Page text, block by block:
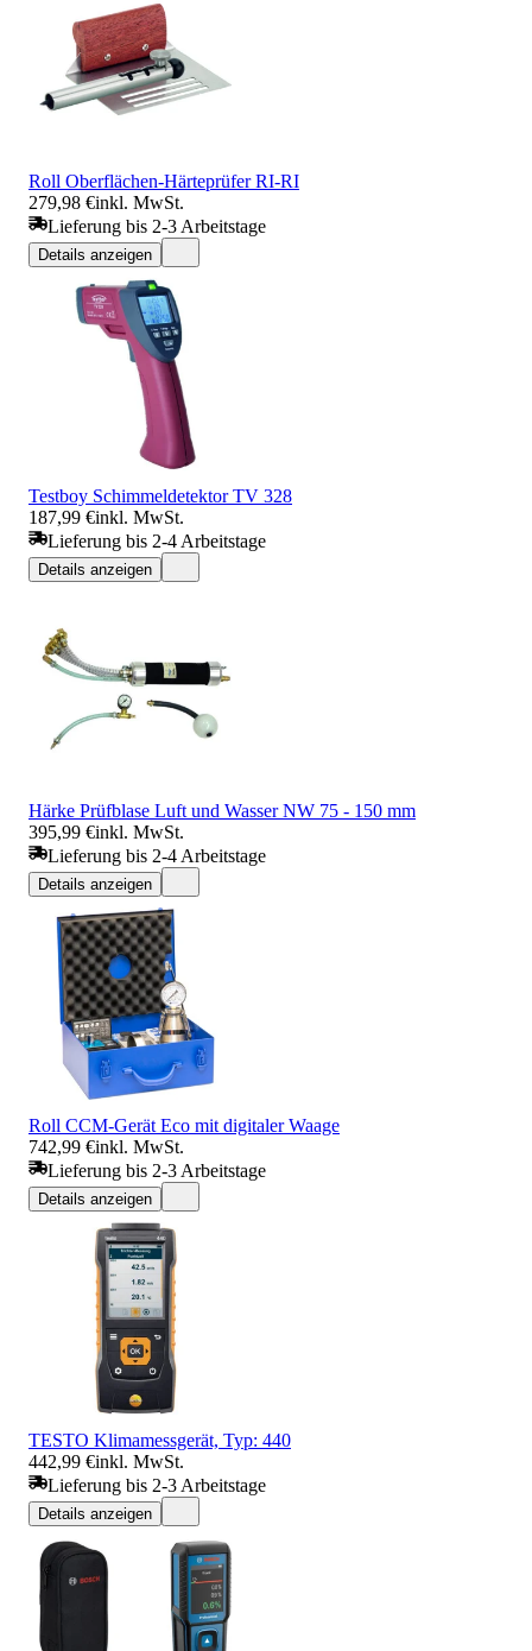
Roll Oberflächen-Härteprüfer RI-RI
279,98 €inkl. MwSt.
Lieferung bis 2-3 Arbeitstage
Details anzeigen
Testboy Schimmeldetektor TV 328
187,99 €inkl. MwSt.
Lieferung bis 2-4 Arbeitstage
Details anzeigen
Härke Prüfblase Luft und Wasser NW 75 - 150 mm
395,99 €inkl. MwSt.
Lieferung bis 2-4 Arbeitstage
Details anzeigen
Roll CCM-Gerät Eco mit digitaler Waage
742,99 €inkl. MwSt.
Lieferung bis 2-3 Arbeitstage
Details anzeigen
TESTO Klimamessgerät, Typ: 440
442,99 €inkl. MwSt.
Lieferung bis 2-3 Arbeitstage
Details anzeigen